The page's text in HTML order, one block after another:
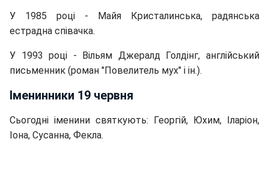
У 1985 році - Майя Кристалинська, радянська
естрадна співачка.
У 1993 році - Вільям Джералд Голдінг, англійський
письменник (роман "Повелитель мух" і ін.).
Іменинники 19 червня
Сьогодні іменини святкують: Георгій, Юхим, Іларіон,
Іона, Сусанна, Фекла.